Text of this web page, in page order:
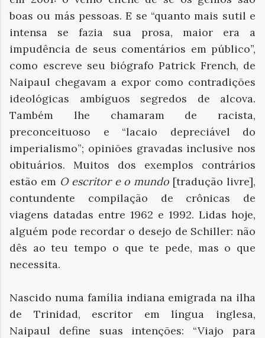
boas ou más pessoas. E se “quanto mais sutil e
intensa se fazia sua prosa, maior era a
impudência de seus comentários em público”,
como escreve seu biógrafo Patrick French, de
Naipaul chegavam a expor como contradições
ideológicas ambíguos segredos de alcova.
Também lhe chamaram de racista,
preconceituoso e “lacaio depreciável do
imperialismo”; opiniões gravadas inclusive nos
obituários. Muitos dos exemplos contrários
estão em O escritor e o mundo [tradução livre],
contundente compilação de crônicas de
viagens datadas entre 1962 e 1992. Lidas hoje,
alguém pode recordar o desejo de Schiller: não
dês ao teu tempo o que te pede, mas o que
necessita.
Nascido numa família indiana emigrada na ilha
de Trinidad, escritor em língua inglesa,
Naipaul define suas intenções: “Viajo para